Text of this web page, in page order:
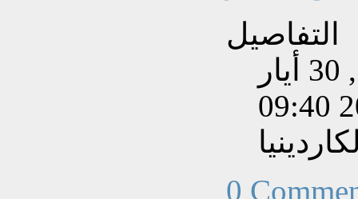
التفاصيل
تم إنشاءه بتاريخ السبت, 30 أيار
0